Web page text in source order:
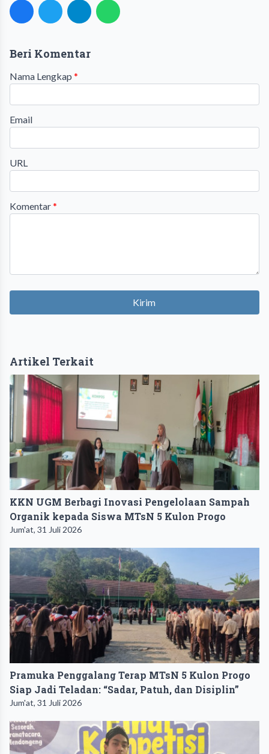
Beri Komentar
Nama Lengkap *
Email
URL
Komentar*
Kirim
Artikel Terkait
KKN UGM Berbagi Inovasi Pengelolaan Sampah
Organik kepada Siswa MTsN 5 Kulon Progo
Jum'at, 31 Juli 2026
Pramuka Penggalang Terap MTsN 5 Kulon Progo
Siap Jadi Teladan: “Sadar, Patuh, dan Disiplin”
Jum'at, 31 Juli 2026